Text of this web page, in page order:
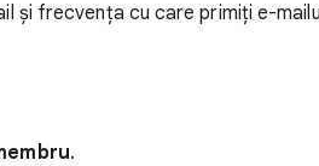
și frecvența cu care primiți e-
.